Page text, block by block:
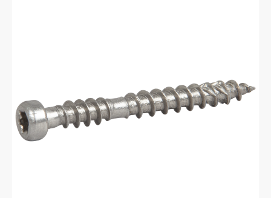
Cumaru, Kirai samt Sibirisk lärk rekommenderas alltid
trallskruv av rostfri kvalitet.